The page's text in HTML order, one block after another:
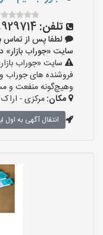
تلفن:
لطفا پس از تماس
سایت «جوراب بازار» دیده ام
سایت «جوراب
فروشنده های جوراب
وهیچ‌گونه منفعت و
مکان:مرکزی - اراک
انتقال آگهی به